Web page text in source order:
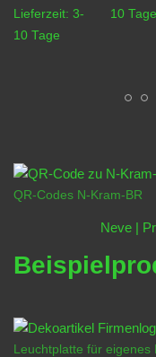
Lieferzeit: 3-
10 Tage
10 Tage
QR-Codes N-Kram-BR
Neve |
Leuchtplatte für eigenes